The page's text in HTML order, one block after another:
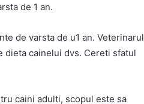
de 1 an.
de varsta de u1 an. Veterinarul
dieta cainelui dvs. Cereti sfatul
caini adulti, scopul este sa